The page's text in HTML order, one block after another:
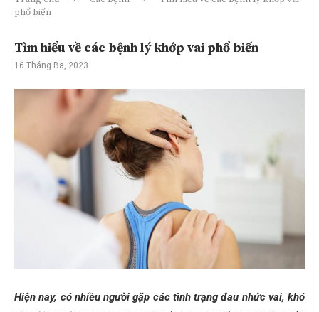
phổ biến
Tìm hiểu về các bệnh lý khớp vai phổ biến
16 Tháng Ba, 2023
Hiện nay, có nhiều người gặp các tình trạng đau nhức vai, khó